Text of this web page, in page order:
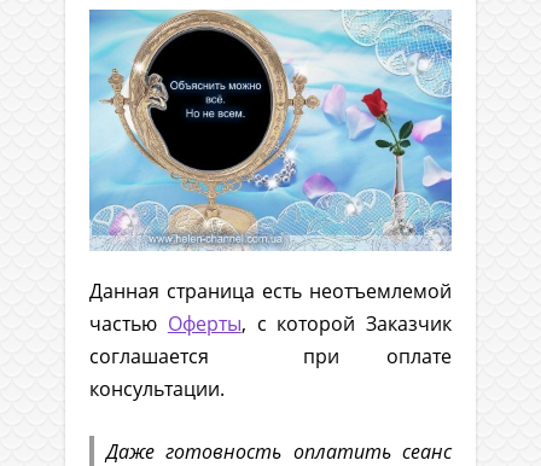
Данная страница есть неотъемлемой
частью Оферты, с которой Заказчик
соглашается при оплате
консультации.
Даже готовность оплатить сеанс